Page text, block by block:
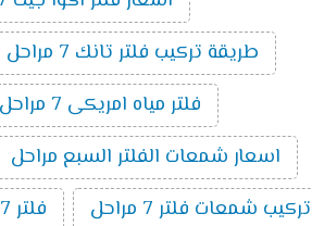
طريقة تركيب فلتر تانك 7 مراحل
فلتر مياه امريكى 7 مراحل
اسعار شمعات الفلتر السبع مراحل
تركيب شمعات فلتر 7 مراحل
فلتر 7 مراحل بدون موتور